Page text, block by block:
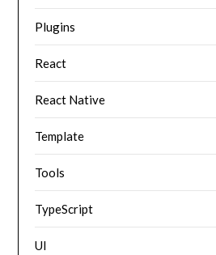
Plugins
React
React Native
Template
Tools
TypeScript
UI